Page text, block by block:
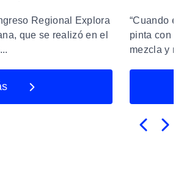
Regional Explora
que se realizó en el
“Cuando
pinta con
mezcla y